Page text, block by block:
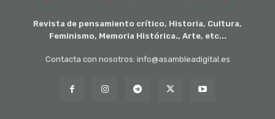
Revista de pensamiento crítico, Historia, Cultura,
Feminismo, Memoria Histórica., Arte, etc...
Contacta con nosotros: info@asambleadigital.es